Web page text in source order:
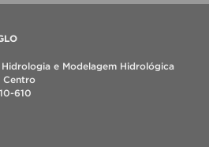
e Modelagem Hidrológica
Centro
610